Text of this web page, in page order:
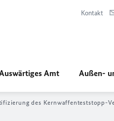
Kontakt
Amt Außen-
des Kernwaffenteststopp-